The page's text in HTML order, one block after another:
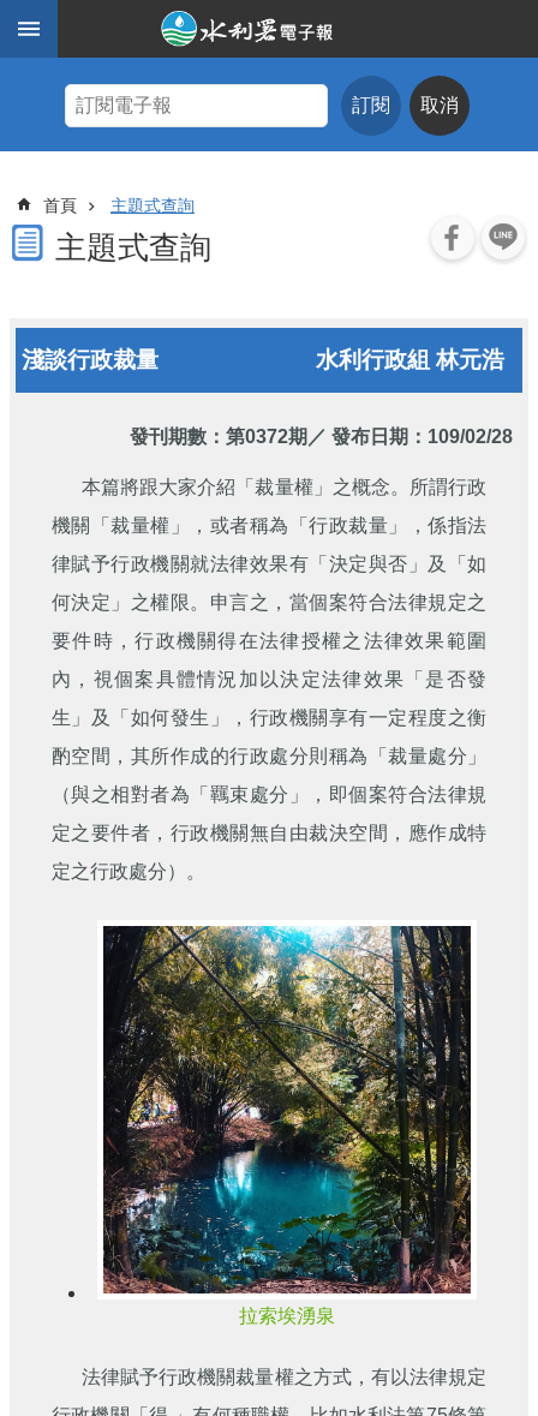
跳到主要內容區塊
題
式
查
期
訂閱 取消
首頁 主題式查詢
主題式查詢
淺談行政裁量 水利行政組 林元浩
發刊期數： 第0372期 ／ 發布日期：109/02/28
本篇將跟大家介紹「裁量權」之概念。所謂行政
機關「裁量權」，或者稱為「行政裁量」，係指法
律賦予行政機關就法律效果有「決定與否」及「如
何決定」之權限。申言之，當個案符合法律規定之
要件時，行政機關得在法律授權之法律效果範圍
內，視個案具體情況加以決定法律效果「是否發
生」及「如何發生」，行政機關享有一定程度之衡
酌空間，其所作成的行政處分則稱為「裁量處分」
（與之相對者為「羈束處分」，即個案符合法律規
定之要件者，行政機關無自由裁決空間，應作成特
定之行政處分）。
拉索埃湧泉
法律賦予行政機關裁量權之方式，有以法律規定